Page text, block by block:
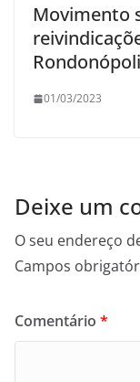
Movimento
01/03/2023
Deixe um
O seu endereço
Campos
Comentário *